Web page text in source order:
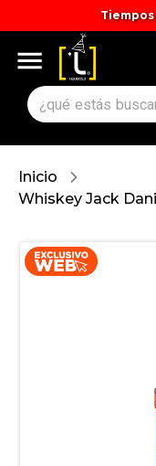
Inicio
Whiskey Jack